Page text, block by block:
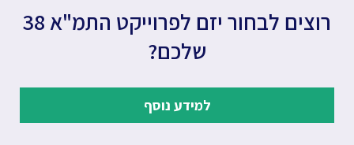
רוצים לבחור יזם לפרוייקט התמ"א 38
שלכם?
למידע נוסף